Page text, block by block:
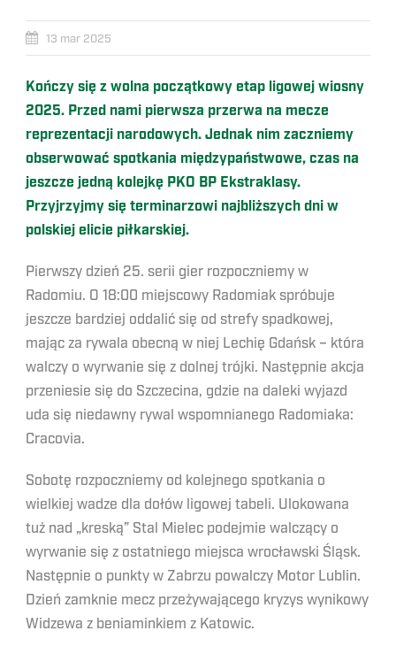
13 mar 2025
Kończy się z wolna początkowy etap ligowej wiosny
2025. Przed nami pierwsza przerwa na mecze
reprezentacji narodowych. Jednak nim zaczniemy
obserwować spotkania międzypaństwowe, czas na
jeszcze jedną kolejkę PKO BP Ekstraklasy.
Przyjrzyjmy się terminarzowi najbliższych dni w
polskiej elicie piłkarskiej.
Pierwszy dzień 25. serii gier rozpoczniemy w
Radomiu. O 18:00 miejscowy Radomiak spróbuje
jeszcze bardziej oddalić się od strefy spadkowej,
mając za rywala obecną w niej Lechię Gdańsk – która
walczy o wyrwanie się z dolnej trójki. Następnie akcja
przeniesie się do Szczecina, gdzie na daleki wyjazd
uda się niedawny rywal wspomnianego Radomiaka:
Cracovia.
Sobotę rozpoczniemy od kolejnego spotkania o
wielkiej wadze dla dołów ligowej tabeli. Ulokowana
tuż nad „kreską” Stal Mielec podejmie walczący o
wyrwanie się z ostatniego miejsca wrocławski Śląsk.
Następnie o punkty w Zabrzu powalczy Motor Lublin.
Dzień zamknie mecz przeżywającego kryzys wynikowy
Widzewa z beniaminkiem z Katowic.